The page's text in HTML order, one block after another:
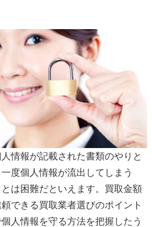
情報が記載された書類のやりと
度個人情報が流出してしまう
は困難だといえます。買取金額
できる買取業者選びのポイント
人情報を守る方法を把握したう